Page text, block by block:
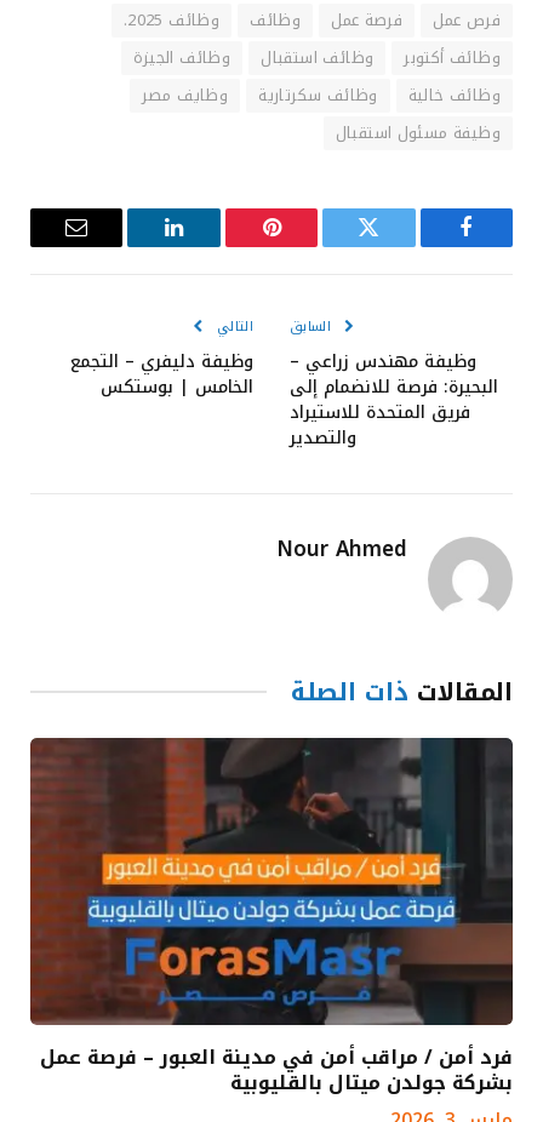
فرص عمل فرصة عمل وظائف
وظائف 2025.
وظائف أكتوبر
وظائف استقبال
وظائف الجيزة
وظائف خالية
وظائف سكرتارية
وظايف مصر
وظيفة مسئول استقبال
فيسبوك تويتر بينتيريست لينكدإن
البريد
السابق
وظيفة مهندس زراعي –
البحيرة: فرصة للانضمام إلى
فريق المتحدة للاستيراد
والتصدير
التالي
وظيفة دليفري – التجمع
الخامس | بوستكس
Nour Ahmed
المقالات ذات الصلة
فرد أمن / مراقب أمن في مدينة العبور – فرصة عمل
بشركة جولدن ميتال بالقليوبية